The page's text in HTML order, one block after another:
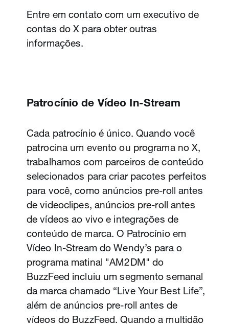
Entre em contato com um executivo de
contas do X para obter outras
informações.
Patrocínio de Vídeo In-Stream
Cada patrocínio é único. Quando você
patrocina um evento ou programa no X,
trabalhamos com parceiros de conteúdo
selecionados para criar pacotes perfeitos
para você, como anúncios pre-roll antes
de videoclipes, anúncios pre-roll antes
de vídeos ao vivo e integrações de
conteúdo de marca. O Patrocínio em
Vídeo In-Stream do Wendy’s para o
programa matinal "AM2DM" do
BuzzFeed incluiu um segmento semanal
da marca chamado “Live Your Best Life”,
além de anúncios pre-roll antes de
vídeos do BuzzFeed. Quando a multidão
Partner para obter mais informações ou
acesseads.twitter.com .
assistir ao seu vídeo. Os Video Website
Cards direcionam os consumidores com
dispositivos móveis para o seu site. A
Dairy Queen inspirou seus clientes a
saborearem a delícia do mês e a
visitarem o website para encontrar a loja
mais próxima. Os Video Website Cards
oferecem uma taxa de cliques (CTR) 2
vezes maior que anúncios em vídeo
padrão para dispositivos móveis. Além
disso, eles impulsionam a retenção de
usuários em mais de 60%, pois as
pessoas assistem ao vídeo enquanto o
website está sendo carregado.
Entre em contato com um X Client
Partner para obter mais informações.